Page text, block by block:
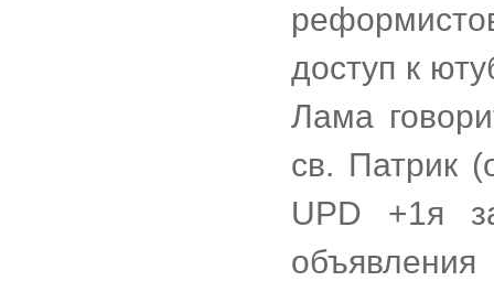
доступ к
Лама
св. Патрик
UPD +1я